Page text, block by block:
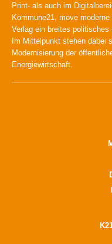
Print- als auch im
Kommune21, move
Verlag ein breites politisches
Im Mittelpunkt stehen dabei
Modernisierung der
Energiewirtschaft.